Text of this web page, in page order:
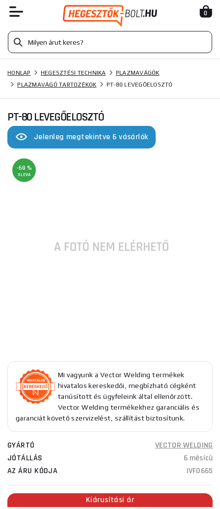
0
HONLAP HEGESZTÉSI TECHNIKA
PLAZMAVÁGÓK
PLAZMAVÁGÓ TARTOZÉKOK
PT-80 LEVEGŐELOSZTÓ
PT-80 LEVEGŐELOSZTÓ
Jelenleg megtekintve 6 vásárlók
-68 %
SLEVA
Mi vagyunk a Vector Welding termékek
hivatalos kereskedői, megbízható cégként
tanúsított és ügyfeleink által ellenőrzött.
Vector Welding termékekhez garanciális és
garanciát követő szervizelést, szállítást biztosítunk.
GYÁRTÓ
VECTOR WELDING
JÓTÁLLÁS
6 měsíců
AZ ÁRU KÓDJA
IVF0665
Kiárusítási ár